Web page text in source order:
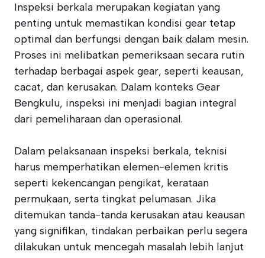
Inspeksi berkala merupakan kegiatan yang
penting untuk memastikan kondisi gear tetap
optimal dan berfungsi dengan baik dalam mesin.
Proses ini melibatkan pemeriksaan secara rutin
terhadap berbagai aspek gear, seperti keausan,
cacat, dan kerusakan. Dalam konteks Gear
Bengkulu, inspeksi ini menjadi bagian integral
dari pemeliharaan dan operasional.
Dalam pelaksanaan inspeksi berkala, teknisi
harus memperhatikan elemen-elemen kritis
seperti kekencangan pengikat, kerataan
permukaan, serta tingkat pelumasan. Jika
ditemukan tanda-tanda kerusakan atau keausan
yang signifikan, tindakan perbaikan perlu segera
dilakukan untuk mencegah masalah lebih lanjut